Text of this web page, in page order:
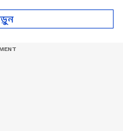
বিস্ফোরক শুভেন্দু